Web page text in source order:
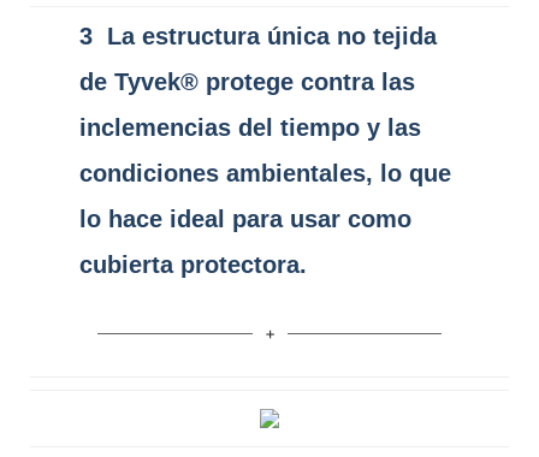
3 La estructura única no tejida
de Tyvek® protege contra las
inclemencias del tiempo y las
condiciones ambientales, lo que
lo hace ideal para usar como
cubierta protectora.